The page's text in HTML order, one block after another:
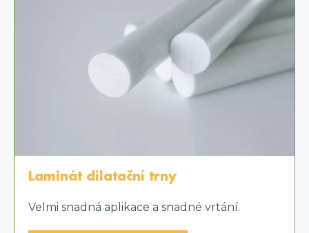
Laminát dilatační trny
Velmi snadná aplikace a snadné vrtání.